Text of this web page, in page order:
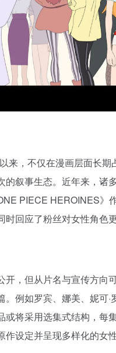
来，不仅在漫画层面长
的叙事生态。近年来，
PIECE HEROINES》
回应了粉丝对女性角色
开，但从片名与宣传方
例如罗宾、娜美、妮可
或将采用选集式结构，
设定并呈现多样化的女性